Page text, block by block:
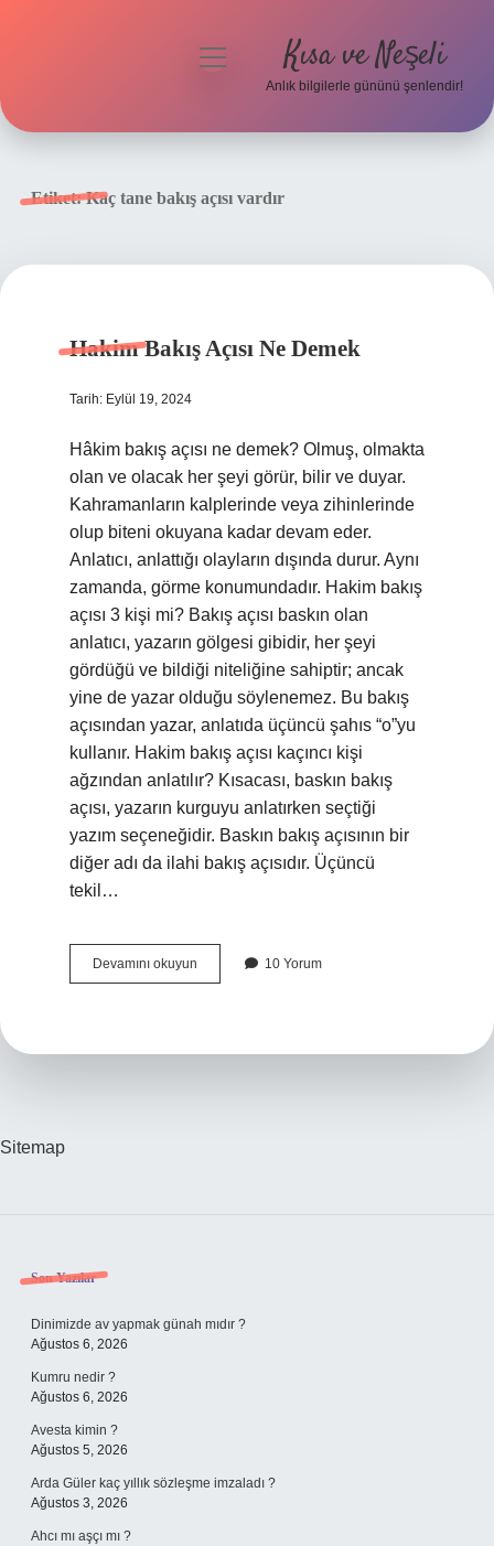
menüyü
Kısa ve Neşeli
Anlık bilgilerle gününü şenlendir!
Etiket:Kaç tane bakış açısı vardır
Hakim Bakış Açısı Ne Demek
Tarih: Eylül 19, 2024
Hâkim bakış açısı ne demek? Olmuş, olmakta
olan ve olacak her şeyi görür, bilir ve duyar.
Kahramanların kalplerinde veya zihinlerinde
olup biteni okuyana kadar devam eder.
Anlatıcı, anlattığı olayların dışında durur. Aynı
zamanda, görme konumundadır. Hakim bakış
açısı 3 kişi mi? Bakış açısı baskın olan
anlatıcı, yazarın gölgesi gibidir, her şeyi
gördüğü ve bildiği niteliğine sahiptir; ancak
yine de yazar olduğu söylenemez. Bu bakış
açısından yazar, anlatıda üçüncü şahıs “o”yu
kullanır. Hakim bakış açısı kaçıncı kişi
ağzından anlatılır? Kısacası, baskın bakış
açısı, yazarın kurguyu anlatırken seçtiği
yazım seçeneğidir. Baskın bakış açısının bir
diğer adı da ilahi bakış açısıdır. Üçüncü
tekil…
Devamını okuyun
Bakış
10 Yorum
Sitemap
Sidebar
Son Yazılar
Dinimizde av yapmak günah mıdır ?
Ağustos 6, 2026
Kumru nedir ?
Ağustos 6, 2026
Avesta kimin ?
Ağustos 5, 2026
Arda Güler kaç yıllık sözleşme imzaladı ?
Ağustos 3, 2026
Ahcı mı aşçı mı ?